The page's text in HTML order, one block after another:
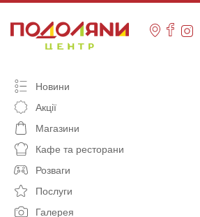
content
Новини
Акції
Магазини
Кафе та ресторани
Розваги
Послуги
Галерея